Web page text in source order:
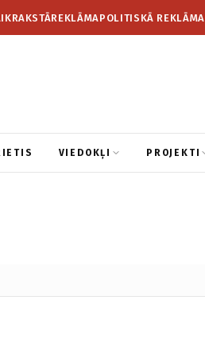
REKLĀMAPOLITISKĀ REKLĀMA
VIEDOKĻI PROJEKTI